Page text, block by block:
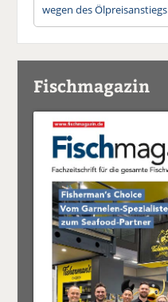
wegen des Ölpreisanstiegs
Fischmagazin